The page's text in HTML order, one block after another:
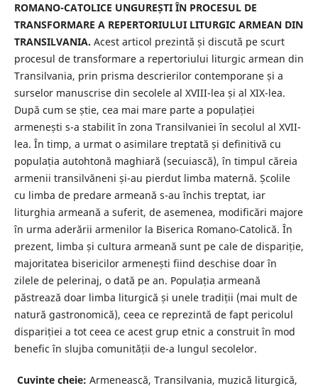
ROMANO-CATOLICE UNGUREȘTI ÎN PROCESUL DE
TRANSFORMARE A REPERTORIULUI LITURGIC ARMEAN DIN
TRANSILVANIA. Acest articol prezintă și discută pe scurt
procesul de transformare a repertoriului liturgic armean din
Transilvania, prin prisma descrierilor contemporane și a
surselor manuscrise din secolele al XVIII-lea și al XIX-lea.
După cum se știe, cea mai mare parte a populației
armenești s-a stabilit în zona Transilvaniei în secolul al XVII-
lea. În timp, a urmat o asimilare treptată și definitivă cu
populația autohtonă maghiară (secuiască), în timpul căreia
armenii transilvăneni și-au pierdut limba maternă. Școlile
cu limba de predare armeană s-au închis treptat, iar
liturghia armeană a suferit, de asemenea, modificări majore
în urma aderării armenilor la Biserica Romano-Catolică. În
prezent, limba și cultura armeană sunt pe cale de dispariție,
majoritatea bisericilor armenești fiind deschise doar în
zilele de pelerinaj, o dată pe an. Populația armeană
păstrează doar limba liturgică și unele tradiții (mai mult de
natură gastronomică), ceea ce reprezintă de fapt pericolul
dispariției a tot ceea ce acest grup etnic a construit în mod
benefic în slujba comunității de-a lungul secolelor.
Cuvinte cheie: Armenească, Transilvania, muzică liturgică,